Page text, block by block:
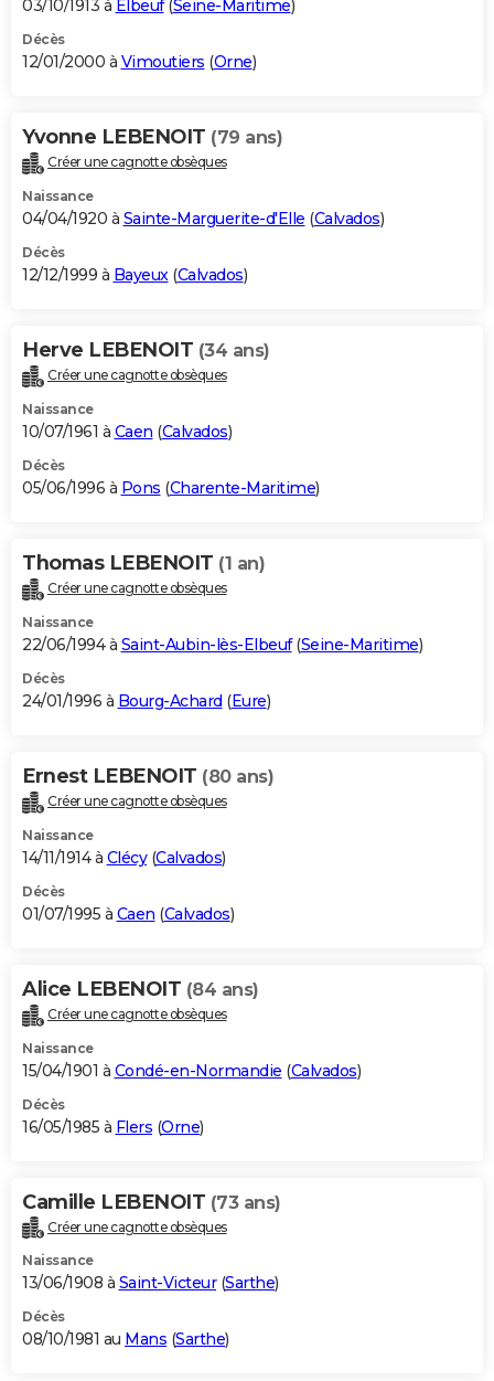
03/10/1913 à Elbeuf(Seine-Maritime)
Décès
12/01/2000 à Vimoutiers (Orne)
Yvonne LEBENOIT (79 ans)
Créer une cagnotte obsèques
Naissance
04/04/1920 à Sainte-Marguerite-d'Elle (Calvados)
Décès
12/12/1999 à Bayeux(Calvados)
Herve LEBENOIT (34 ans)
Créer une cagnotte obsèques
Naissance
10/07/1961 à Caen (Calvados)
Décès
05/06/1996 à Pons (Charente-Maritime)
Thomas LEBENOIT (1 an)
Créer une cagnotte obsèques
Naissance
22/06/1994 à Saint-Aubin-lès-Elbeuf(Seine-Maritime)
Décès
24/01/1996 à Bourg-Achard (Eure)
Ernest LEBENOIT (80 ans)
Créer une cagnotte obsèques
Naissance
14/11/1914 à Clécy(Calvados)
Décès
01/07/1995 à Caen (Calvados)
Alice LEBENOIT (84 ans)
Créer une cagnotte obsèques
Naissance
15/04/1901 à Condé-en-Normandie (Calvados)
Décès
16/05/1985 à Flers (Orne)
Camille LEBENOIT (73 ans)
Créer une cagnotte obsèques
Naissance
13/06/1908 à Saint-Victeur(Sarthe)
Décès
08/10/1981 au Mans (Sarthe)